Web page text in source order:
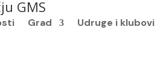
Grad Udruge i klubovi
GMS